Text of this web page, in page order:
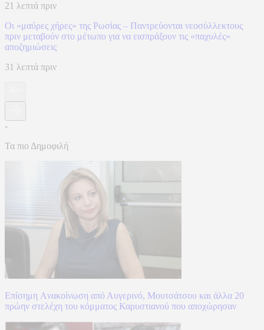
21 λεπτά πριν
Οι «μαύρες χήρες» της Ρωσίας – Παντρεύονται νεοσύλλεκτους
πριν μεταβούν στο μέτωπο για να εισπράξουν τις «παχυλές»
αποζημιώσεις
31 λεπτά πριν
-
Τα πιο Δημοφιλή
Επίσημη Aνακοίνωση από Αυγερινό, Μουτσάτσου και άλλα 20
πρώην στελέχη του κόμματος Καρυστιανού που αποχώρησαν